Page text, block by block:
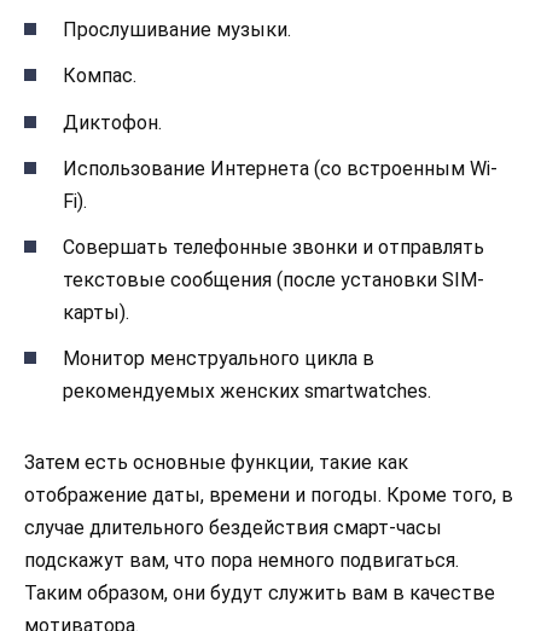
Прослушивание музыки.
Компас.
Диктофон.
Использование Интернета (со встроенным Wi-
Fi).
Совершать телефонные звонки и отправлять
текстовые сообщения (после установки SIM-
карты).
Монитор менструального цикла в
рекомендуемых женских smartwatches.
Затем есть основные функции, такие как
отображение даты, времени и погоды. Кроме того, в
случае длительного бездействия смарт-часы
подскажут вам, что пора немного подвигаться.
Таким образом, они будут служить вам в качестве
мотиватора.